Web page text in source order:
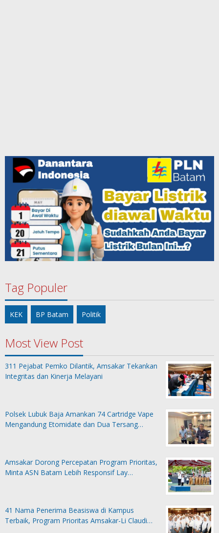
Tag Populer
KEK BP Batam Politik
Most View Post
311 Pejabat Pemko Dilantik, Amsakar Tekankan
Integritas dan Kinerja Melayani
Polsek Lubuk Baja Amankan 74 Cartridge Vape
Mengandung Etomidate dan Dua Tersang…
Amsakar Dorong Percepatan Program Prioritas,
Minta ASN Batam Lebih Responsif Lay…
41 Nama Penerima Beasiswa di Kampus
Terbaik, Program Prioritas Amsakar-Li Claudi…